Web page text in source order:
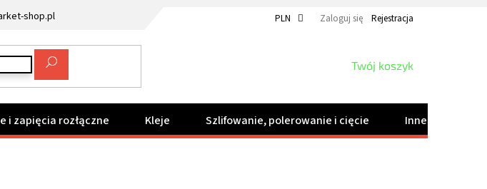
shop.pl PLN Zaloguj się Rejestracja
KOSZYK
Twój koszyk
i zapięcia rozłączne Kleje Szlifowanie, polerowanie i cięcie Inne produkty